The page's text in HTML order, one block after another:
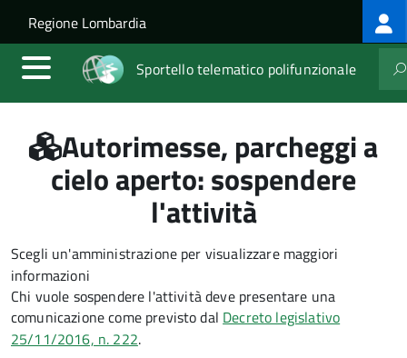
Salta al contenuto principale
Skip to site navigation
Regione Lombardia
Sportello telematico polifunzionale
Autorimesse, parcheggi a
cielo aperto: sospendere
l'attività
Scegli un'amministrazione per visualizzare maggiori
informazioni
Chi vuole sospendere l'attività deve presentare una
comunicazione come previsto dal Decreto legislativo
25/11/2016, n. 222.